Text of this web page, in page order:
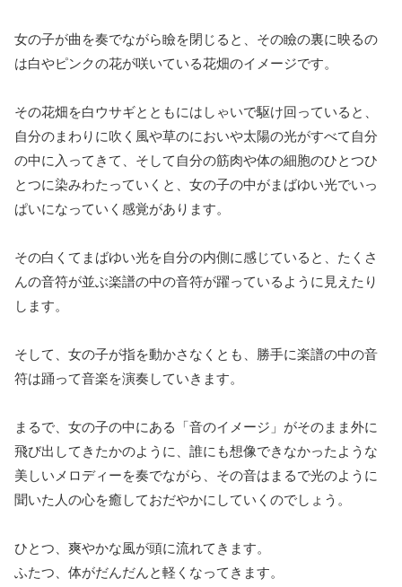
女の子が曲を奏でながら瞼を閉じると、その瞼の裏に映るの
は白やピンクの花が咲いている花畑のイメージです。
その花畑を白ウサギとともにはしゃいで駆け回っていると、
自分のまわりに吹く風や草のにおいや太陽の光がすべて自分
の中に入ってきて、そして自分の筋肉や体の細胞のひとつひ
とつに染みわたっていくと、女の子の中がまばゆい光でいっ
ぱいになっていく感覚があります。
その白くてまばゆい光を自分の内側に感じていると、たくさ
んの音符が並ぶ楽譜の中の音符が躍っているように見えたり
します。
そして、女の子が指を動かさなくとも、勝手に楽譜の中の音
符は踊って音楽を演奏していきます。
まるで、女の子の中にある「音のイメージ」がそのまま外に
飛び出してきたかのように、誰にも想像できなかったような
美しいメロディーを奏でながら、その音はまるで光のように
聞いた人の心を癒しておだやかにしていくのでしょう。
ひとつ、爽やかな風が頭に流れてきます。
ふたつ、体がだんだんと軽くなってきます。